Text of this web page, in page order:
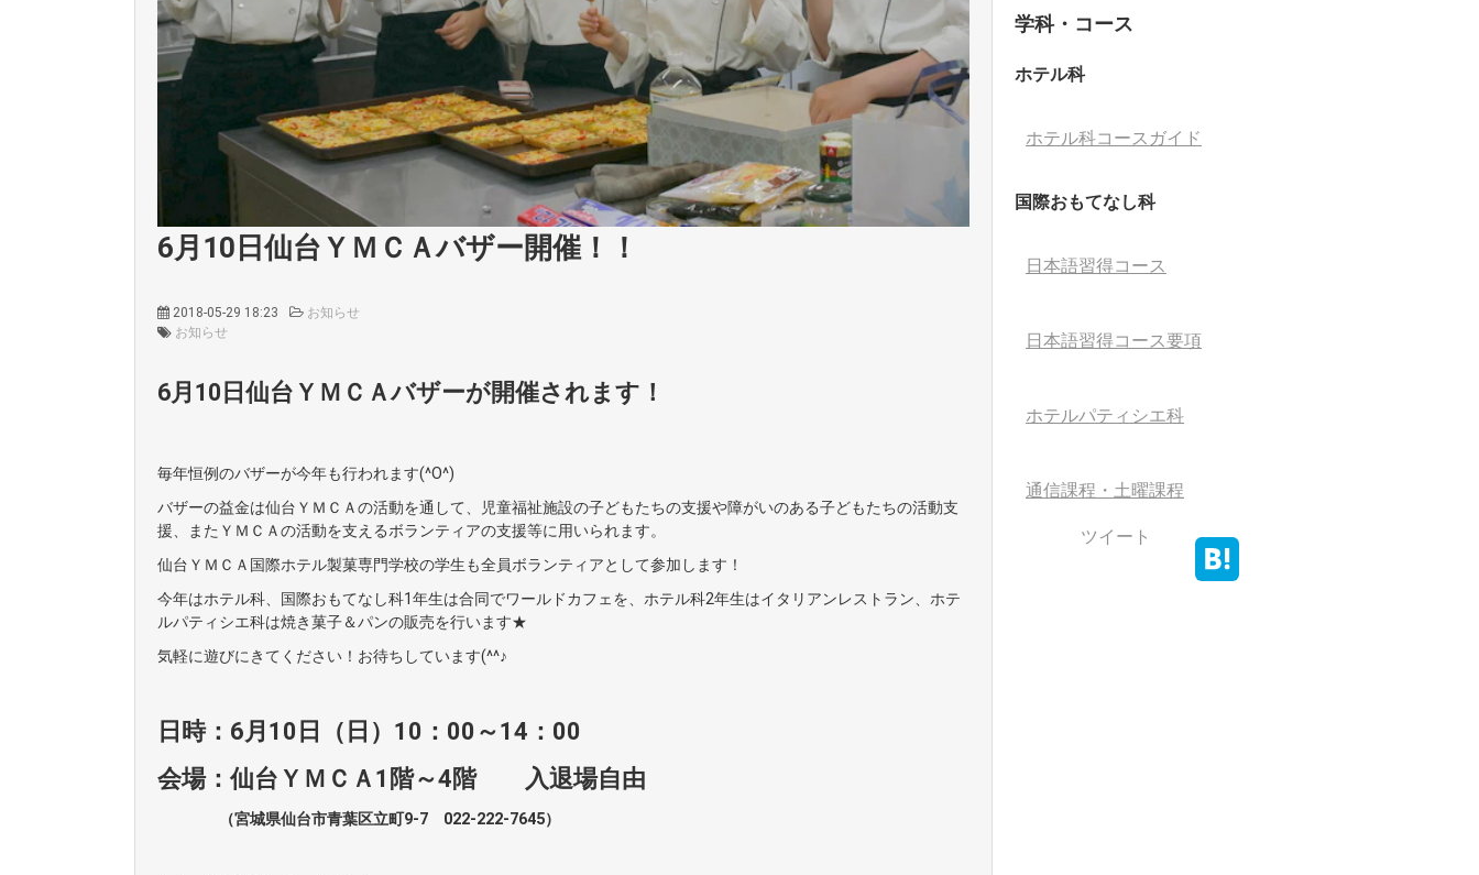
6月10日仙台ＹＭＣＡバザー開催！！
2018-05-29 18:23
お知らせ
お知らせ
6月10日仙台ＹＭＣＡバザーが開催されます！
毎年恒例のバザーが今年も行われます(^O^)
バザーの益金は仙台ＹＭＣＡの活動を通して、児童福祉施設の子どもたちの支援や障がいのある子どもたちの活動支
援、またＹＭＣＡの活動を支えるボランティアの支援等に用いられます。
仙台ＹＭＣＡ国際ホテル製菓専門学校の学生も全員ボランティアとして参加します！
今年はホテル科、国際おもてなし科1年生は合同でワールドカフェを、ホテル科2年生はイタリアンレストラン、ホテ
ルパティシエ科は焼き菓子＆パンの販売を行います★
気軽に遊びにきてください！お待ちしています(^^♪
日時：6月10日（日）10：00～14：00
会場：仙台ＹＭＣＡ1階～4階 入退場自由
（宮城県仙台市青葉区立町9-7 022-222-7645）
学科・コース
ホテル科
ホテル科コースガイド
国際おもてなし科
日本語習得コース
日本語習得コース要項
ホテルパティシエ科
通信課程・土曜課程
ツイート